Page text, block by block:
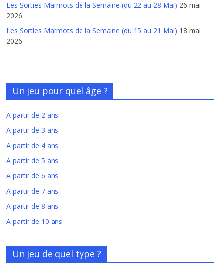
Les Sorties Marmots de la Semaine (du 22 au 28 Mai) 26 mai
2026
Les Sorties Marmots de la Semaine (du 15 au 21 Mai) 18 mai
2026
Un jeu pour quel âge ?
A partir de 2 ans
A partir de 3 ans
A partir de 4 ans
A partir de 5 ans
A partir de 6 ans
A partir de 7 ans
A partir de 8 ans
A partir de 10 ans
Un jeu de quel type ?